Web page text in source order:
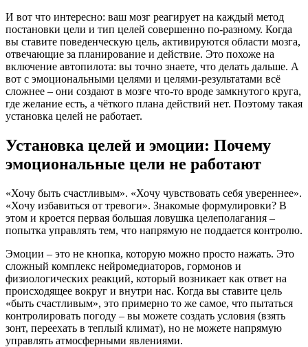
И вот что интересно: ваш мозг реагирует на каждый метод
постановки цели и тип целей совершенно по-разному. Когда
вы ставите поведенческую цель, активируются области мозга,
отвечающие за планирование и действие. Это похоже на
включение автопилота: вы точно знаете, что делать дальше. А
вот с эмоциональными целями и целями-результатами всё
сложнее – они создают в мозге что-то вроде замкнутого круга,
где желание есть, а чёткого плана действий нет. Поэтому такая
установка целей не работает.
Установка целей и эмоции: Почему
эмоциональные цели не работают
«Хочу быть счастливым». «Хочу чувствовать себя увереннее».
«Хочу избавиться от тревоги». Знакомые формулировки? В
этом и кроется первая большая ловушка целеполагания –
попытка управлять тем, что напрямую не поддается контролю.
Эмоции – это не кнопка, которую можно просто нажать. Это
сложный комплекс нейромедиаторов, гормонов и
физиологических реакций, который возникает как ответ на
происходящее вокруг и внутри нас. Когда вы ставите цель
«быть счастливым», это примерно то же самое, что пытаться
контролировать погоду – вы можете создать условия (взять
зонт, переехать в теплый климат), но не можете напрямую
управлять атмосферными явлениями.